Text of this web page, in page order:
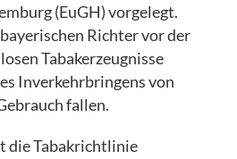
(EuGH) vorgelegt.
Richter vor der
Tabakerzeugnisse
Inverkehrbringens von
fallen.
die Tabakrichtlinie